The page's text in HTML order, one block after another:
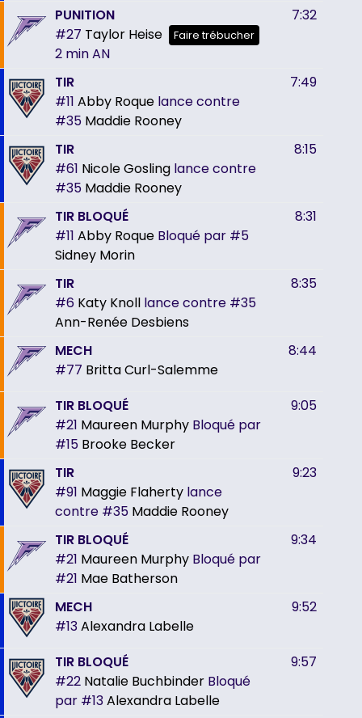
PUNITION
#27 Taylor Heise Faire trébucher
2 minAN
7:32
TIR
#11 Abby Roque lance contre
#35 Maddie Rooney
7:49
TIR
#61 Nicole Gosling lance contre
#35 Maddie Rooney
8:15
TIR BLOQUÉ
#11 Abby Roque Bloqué par #5
Sidney Morin
8:31
TIR
#6 Katy Knoll lance contre #35
Ann-Renée Desbiens
8:35
MECH
#77 Britta Curl-Salemme
8:44
TIR BLOQUÉ
#21 Maureen Murphy Bloqué par
#15 Brooke Becker
9:05
TIR
#91 Maggie Flaherty lance
contre #35 Maddie Rooney
9:23
TIR BLOQUÉ
#21 Maureen Murphy Bloqué par
#21 Mae Batherson
9:34
MECH
#13Alexandra Labelle
9:52
TIR BLOQUÉ
#22 Natalie Buchbinder Bloqué
par #13Alexandra Labelle
9:57